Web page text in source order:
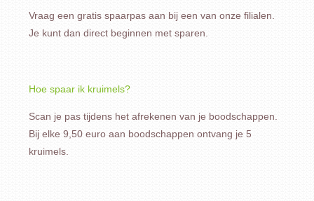
Vraag een gratis spaarpas aan bij een van onze filialen.
Je kunt dan direct beginnen met sparen.
Hoe spaar ik kruimels?
Scan je pas tijdens het afrekenen van je boodschappen.
Bij elke 9,50 euro aan boodschappen ontvang je 5
kruimels.